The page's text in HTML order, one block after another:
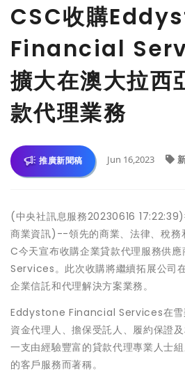
CSC收購
Financial
擴大在澳大拉西
款代理業務
推廣新聞稿 Jun 16,2023
(中央社訊息服務20230616
商業資訊)--領先的商業、法律、稅務
C今天宣布收購企業貸款代理服務供
Services。此次收購將繼續拓展公司
企業信託和代理解決方案業務。
Eddystone Financial Services在雪
資金代理人、擔保受託人、履約保證
一支由經驗豐富的貸款代理專業人士
的客戶服務而著稱。